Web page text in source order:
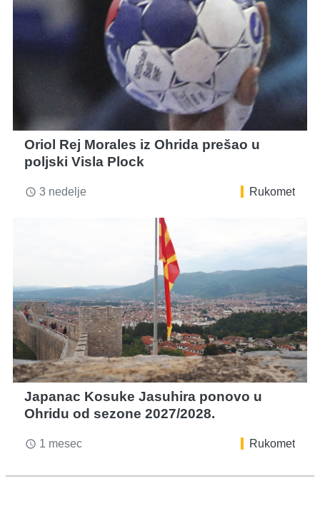
Oriol Rej Morales iz Ohrida prešao u
poljski Visla Plock
access_time 3 nedelje Rukomet
Japanac Kosuke Jasuhira ponovo u
Ohridu od sezone 2027/2028.
access_time 1 mesec Rukomet